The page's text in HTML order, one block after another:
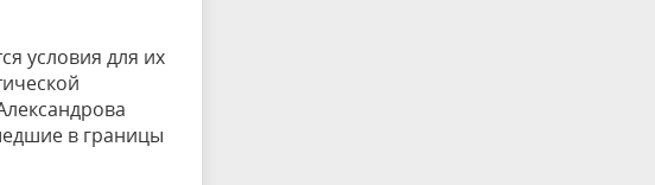
условия для их
в границы